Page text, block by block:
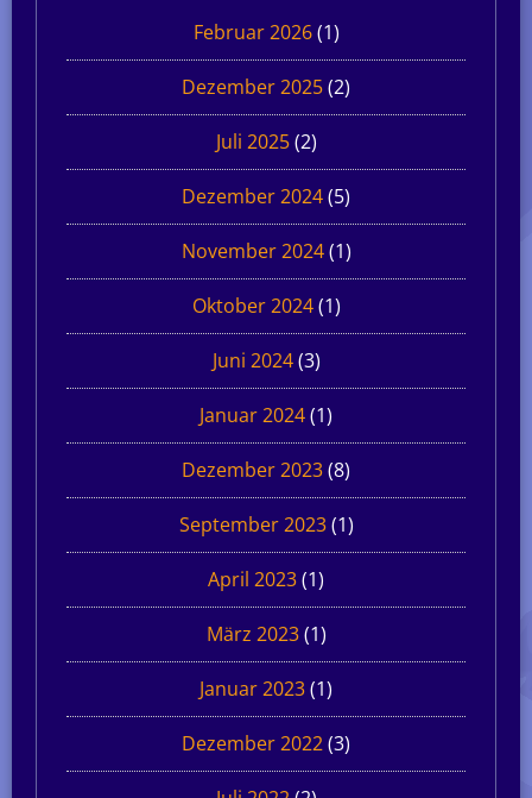
Februar 2026(1)
Dezember 2025(2)
Juli 2025(2)
Dezember 2024(5)
November 2024(1)
Oktober 2024(1)
Juni 2024(3)
Januar 2024(1)
Dezember 2023(8)
September 2023(1)
April 2023(1)
März 2023(1)
Januar 2023(1)
Dezember 2022(3)